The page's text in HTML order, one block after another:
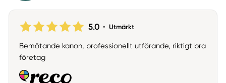
5.0 • Utmärkt
Bemötande kanon, professionellt utförande, riktigt bra
företag